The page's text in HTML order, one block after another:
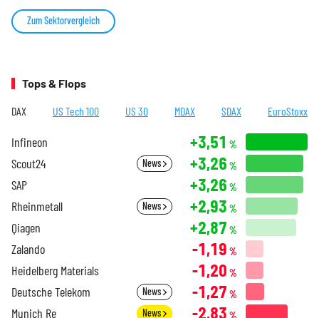
Zum Sektorvergleich
Tops & Flops
DAX US Tech 100 US 30 MDAX SDAX EuroStoxx
Infineon +3,51 %
Scout24 News +3,26 %
SAP +3,26 %
Rheinmetall News +2,93 %
Qiagen +2,87 %
Zalando -1,19 %
Heidelberg Materials -1,20 %
Deutsche Telekom News -1,27 %
Munich Re News -2,83